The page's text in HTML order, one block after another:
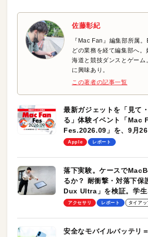
佐藤彰紀
『Mac Fan』編集部所属
どの業務を経て編集部へ
海道と競技ダンスとゲーム
に興味あり。
この著者の記事一覧
最新ガジェットを「見て
る」体験イベント「Mac
Fes.2026.09」を、9月
します！
Apple レポート
落下実験。ケースで
るか？ 耐衝撃・対落下保
Dux Ultra」を検証。学生
のモバイルユースに最適
アクセサリ レポート タイアッ
安全なモバイルバッテリ